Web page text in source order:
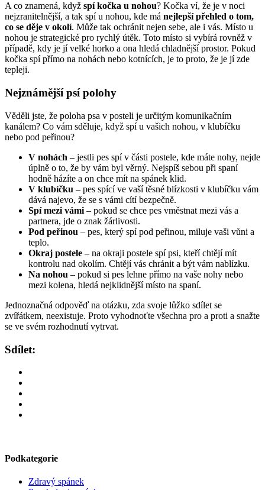
A co znamená, když spí kočka u nohou? Kočka ví, že je v noci
nejzranitelnější, a tak spí u nohou, kde má nejlepší přehled o tom,
co se děje v okolí. Může tak ochránit nejen sebe, ale i vás. Místo u
nohou je strategické pro rychlý útěk. Toto místo si vybírá rovněž v
případě, kdy je jí velké horko a ona hledá chladnější prostor. Pokud
kočka spí přímo na nohách nebo kotnících, je to proto, že je jí zde
tepleji.
Nejznámější psí polohy
Věděli jste, že poloha psa v posteli je určitým komunikačním
kanálem? Co vám sděluje, když spí u vašich nohou, v klubíčku
nebo pod peřinou?
V nohách – jestli pes spí v části postele, kde máte nohy, nejde
úplně o to, že by vám byl věrný. Nejspíš sebou při spaní
hodně házíte a on chce mít na spánek klid.
V klubíčku – pes spící ve vaší těsné blízkosti v klubíčku vám
dává najevo, že se s vámi cítí bezpečně.
Spí mezi vámi – pokud se chce pes vměstnat mezi vás a
partnera, jde o znak žárlivosti.
Pod peřinou – pes, který spí pod peřinou, miluje vaši vůni a
teplo.
Okraj postele – na okraji postele spí psi, kteří chtějí mít
kontrolu nad okolím. Chtějí vás chránit a být vám nablízku.
Na nohou – pokud si pes lehne přímo na vaše nohy nebo
mezi kolena, hledá nejklidnější místo na spaní.
Jednoznačná odpověď na otázku, zda svoje lůžko sdílet se
zvířátkem, neexistuje. Proto vyhodnoťte všechna pro a proti a snažte
se ve svém rozhodnutí vytrvat.
Sdílet:
Podkategorie
Zdravý spánek